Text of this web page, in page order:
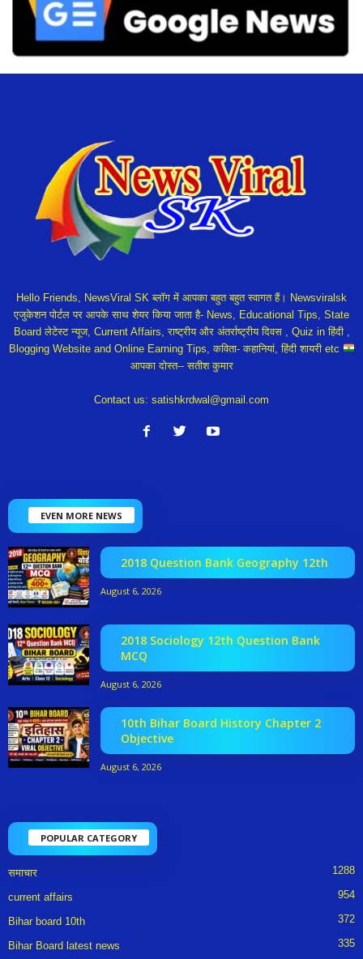
Hello Friends, NewsViral SK ब्लॉग में आपका बहुत बहुत स्वागत हैं। Newsviralsk
एजुकेशन पोर्टल पर आपके साथ शेयर किया जाता है- News, Educational Tips, State
Board लेटेस्ट न्यूज, Current Affairs, राष्ट्रीय और अंतर्राष्ट्रीय दिवस , Quiz in हिंदी ,
Blogging Website and Online Earning Tips, कविता- कहानियां, हिंदी शायरी etc
आपका दोस्त-- सतीश कुमार
Contact us: satishkrdwal@gmail.com
EVEN MORE NEWS
2018 Question Bank Geography 12th
August 6, 2026
2018 Sociology 12th Question Bank
MCQ
August 6, 2026
10th Bihar Board History Chapter 2
Objective
August 6, 2026
POPULAR CATEGORY
समाचार 1288
current affairs 954
Bihar board 10th 372
Bihar Board latest news 335